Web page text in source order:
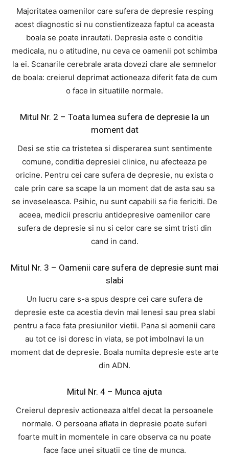
Majoritatea oamenilor care sufera de depresie resping
acest diagnostic si nu constientizeaza faptul ca aceasta
boala se poate inrautati. Depresia este o conditie
medicala, nu o atitudine, nu ceva ce oamenii pot schimba
la ei. Scanarile cerebrale arata dovezi clare ale semnelor
de boala: creierul deprimat actioneaza diferit fata de cum
o face in situatiile normale.
Mitul Nr. 2 – Toata lumea sufera de depresie la un
moment dat
Desi se stie ca tristetea si disperarea sunt sentimente
comune, conditia depresiei clinice, nu afecteaza pe
oricine. Pentru cei care sufera de depresie, nu exista o
cale prin care sa scape la un moment dat de asta sau sa
se inveseleasca. Psihic, nu sunt capabili sa fie fericiti. De
aceea, medicii prescriu antidepresive oamenilor care
sufera de depresie si nu si celor care se simt tristi din
cand in cand.
Mitul Nr. 3 – Oamenii care sufera de depresie sunt mai
slabi
Un lucru care s-a spus despre cei care sufera de
depresie este ca acestia devin mai lenesi sau prea slabi
pentru a face fata presiunilor vietii. Pana si aomenii care
au tot ce isi doresc in viata, se pot imbolnavi la un
moment dat de depresie. Boala numita depresie este arte
din ADN.
Mitul Nr. 4 – Munca ajuta
Creierul depresiv actioneaza altfel decat la persoanele
normale. O persoana aflata in depresie poate suferi
foarte mult in momentele in care observa ca nu poate
face face unei situatii ce tine de munca.